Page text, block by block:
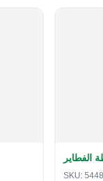
الفطاير
SKU: 5448